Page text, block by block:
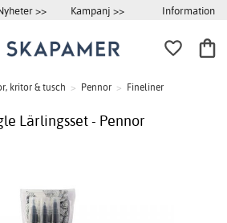
>> Kampanj >> Information
kritor & tusch > Pennor > Fineliner
Lärlingsset - Pennor